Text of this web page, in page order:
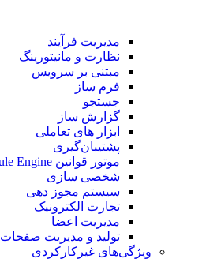
مدیریت فرآیند
نظارت و مانیتورینگ
مبتنی بر سرویس
فرم ساز
جستجو
گزارش ساز
ابزار های تعاملی
پشتیبان‌گیری
موتور قوانین Rule Engine
شخصی سازی
سیستم مجوز دهی
تجارت الکترونیک
مدیریت اعضا
تولید و مدیریت صفحات
ویژگی‌های غیرکارکردی